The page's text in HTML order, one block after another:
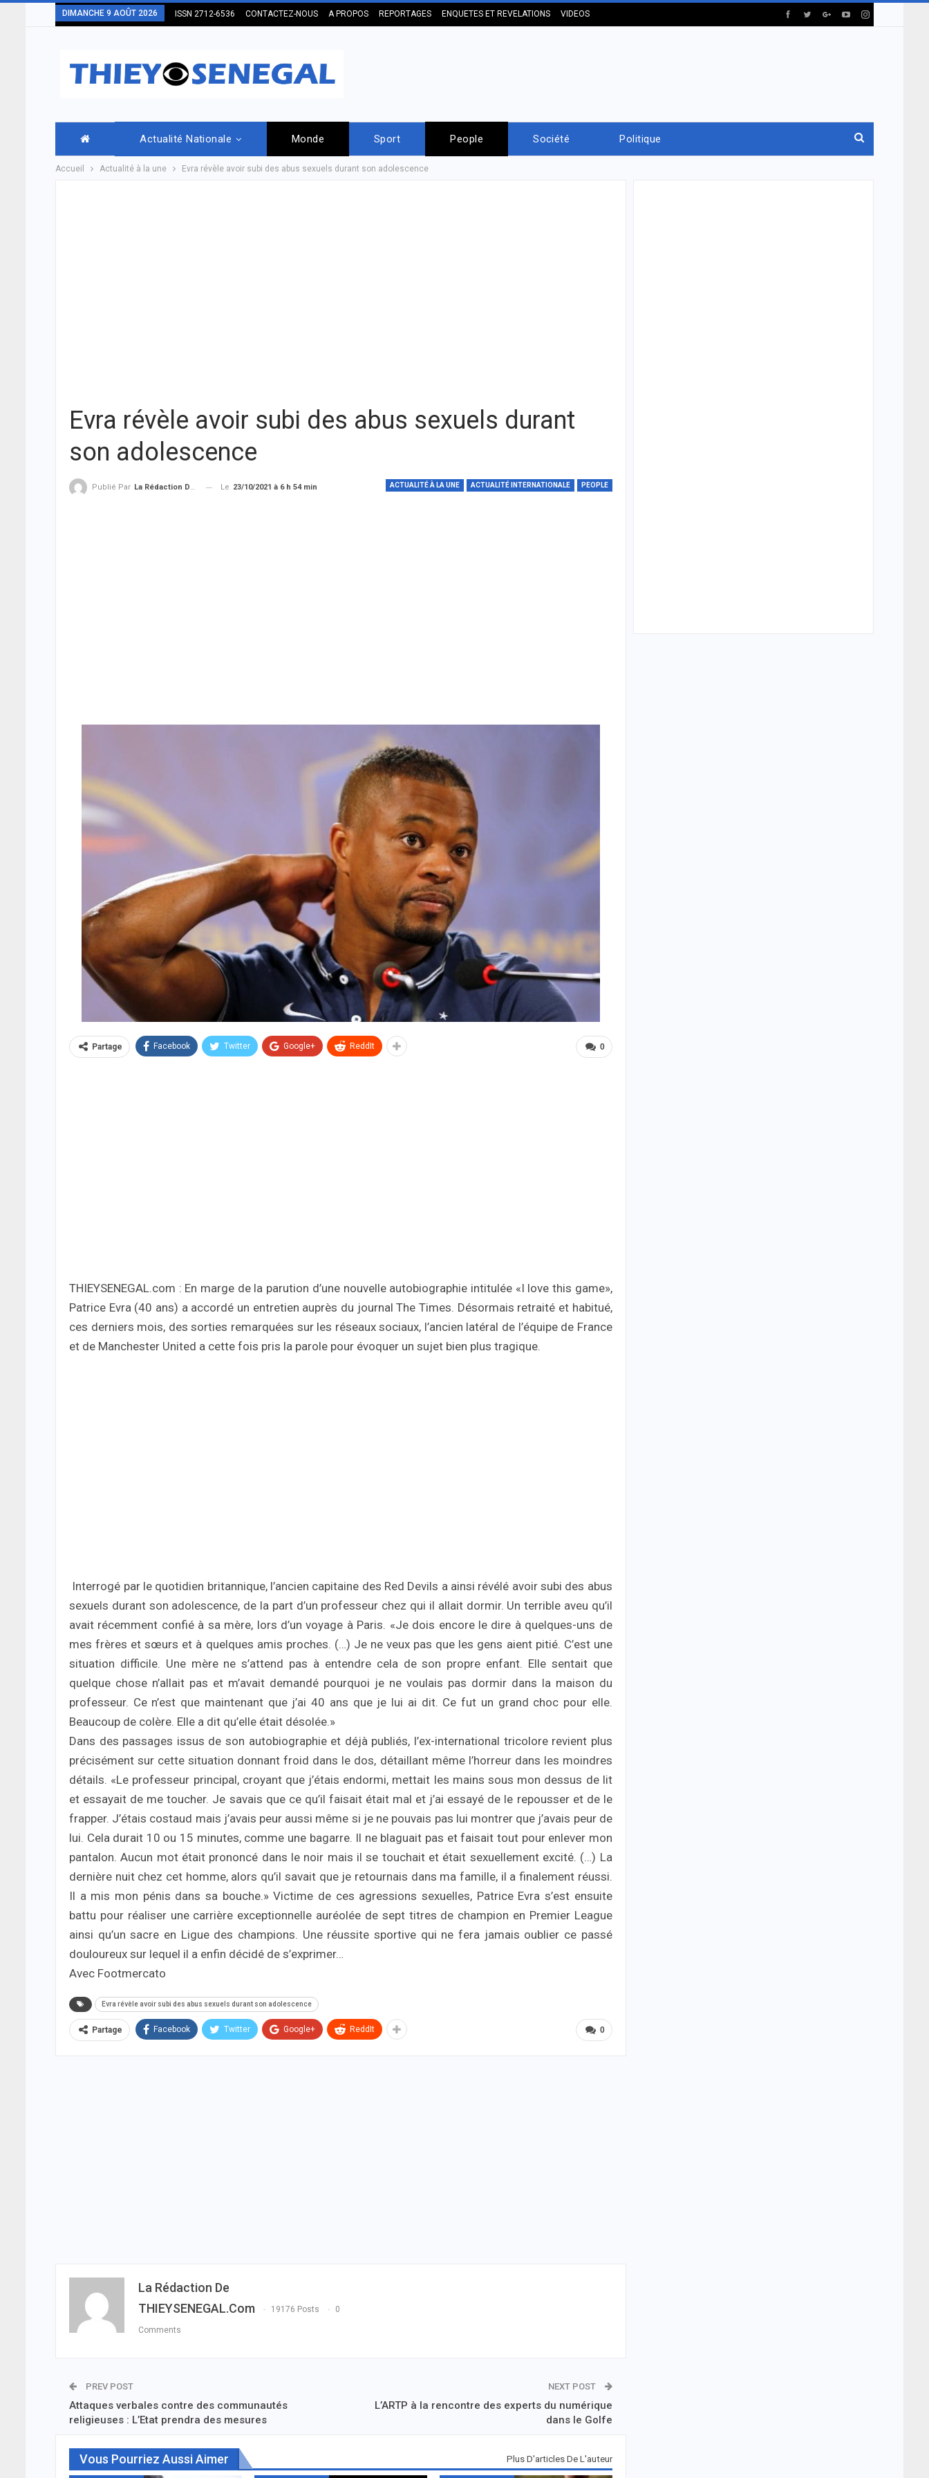
DIMANCHE 9 AOÛT 2026 ISSN 2712-6536 CONTACTEZ-NOUS A PROPOS REPORTAGES ENQUETES ET REVELATIONS VIDEOS
Actualité Nationale Monde Sport People Société Politique
Accueil Actualité à la une Evra révèle avoir subi des abus sexuels durant son adolescence
Evra révèle avoir subi des abus sexuels durant
son adolescence
ACTUALITÉ À LA UNE ACTUALITÉ INTERNATIONALE PEOPLE
Publié Par La Rédaction De THIEYSENEGAL.com Le 23/10/2021 à 6 h 54 min
0
Partage Facebook Twitter Google+ ReddIt
THIEYSENEGAL.com : En marge de la parution d’une nouvelle autobiographie intitulée «I love this game»,
Patrice Evra (40 ans) a accordé un entretien auprès du journal The Times. Désormais retraité et habitué,
ces derniers mois, des sorties remarquées sur les réseaux sociaux, l’ancien latéral de l’équipe de France
et de Manchester United a cette fois pris la parole pour évoquer un sujet bien plus tragique.
Interrogé par le quotidien britannique, l’ancien capitaine des Red Devils a ainsi révélé avoir subi des abus
sexuels durant son adolescence, de la part d’un professeur chez qui il allait dormir. Un terrible aveu qu’il
avait récemment confié à sa mère, lors d’un voyage à Paris. «Je dois encore le dire à quelques-uns de
mes frères et sœurs et à quelques amis proches. (…) Je ne veux pas que les gens aient pitié. C’est une
situation difficile. Une mère ne s’attend pas à entendre cela de son propre enfant. Elle sentait que
quelque chose n’allait pas et m’avait demandé pourquoi je ne voulais pas dormir dans la maison du
professeur. Ce n’est que maintenant que j’ai 40 ans que je lui ai dit. Ce fut un grand choc pour elle.
Beaucoup de colère. Elle a dit qu’elle était désolée.»
Dans des passages issus de son autobiographie et déjà publiés, l’ex-international tricolore revient plus
précisément sur cette situation donnant froid dans le dos, détaillant même l’horreur dans les moindres
détails. «Le professeur principal, croyant que j’étais endormi, mettait les mains sous mon dessus de lit
et essayait de me toucher. Je savais que ce qu’il faisait était mal et j’ai essayé de le repousser et de le
frapper. J’étais costaud mais j’avais peur aussi même si je ne pouvais pas lui montrer que j’avais peur de
lui. Cela durait 10 ou 15 minutes, comme une bagarre. Il ne blaguait pas et faisait tout pour enlever mon
pantalon. Aucun mot était prononcé dans le noir mais il se touchait et était sexuellement excité. (…) La
dernière nuit chez cet homme, alors qu’il savait que je retournais dans ma famille, il a finalement réussi.
Il a mis mon pénis dans sa bouche.» Victime de ces agressions sexuelles, Patrice Evra s’est ensuite
battu pour réaliser une carrière exceptionnelle auréolée de sept titres de champion en Premier League
ainsi qu’un sacre en Ligue des champions. Une réussite sportive qui ne fera jamais oublier ce passé
douloureux sur lequel il a enfin décidé de s’exprimer…
Avec Footmercato
Evra révèle avoir subi des abus sexuels durant son adolescence
0
Partage Facebook Twitter Google+ ReddIt
La Rédaction De
THIEYSENEGAL.com
19176 Posts 0
Comments
PREV POST
Attaques verbales contre des communautés
religieuses : L’Etat prendra des mesures
NEXT POST
L’ARTP à la rencontre des experts du numérique
dans le Golfe
Vous Pourriez Aussi Aimer Plus D'articles De L'auteur